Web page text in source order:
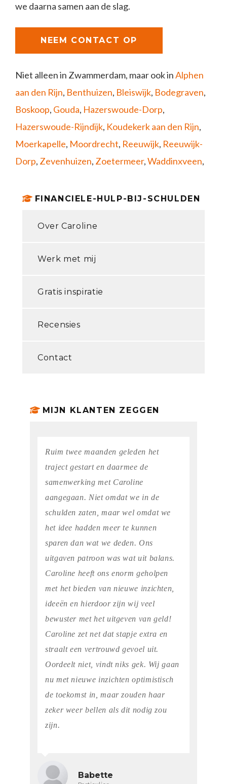
we daarna samen aan de slag.
NEEM CONTACT OP
Niet alleen in Zwammerdam, maar ook inAlphen
aan den Rijn, Benthuizen, Bleiswijk, Bodegraven,
Boskoop, Gouda, Hazerswoude-Dorp,
Hazerswoude-Rijndijk, Koudekerk aan den Rijn,
Moerkapelle, Moordrecht, Reeuwijk, Reeuwijk-
Dorp, Zevenhuizen, Zoetermeer,Waddinxveen,
FINANCIELE-HULP-BIJ-SCHULDEN
Over Caroline
Werk met mij
Gratis inspiratie
Recensies
Contact
MIJN KLANTEN ZEGGEN
Ruim twee maanden geleden het
traject gestart en daarmee de
samenwerking met Caroline
aangegaan. Niet omdat we in de
schulden zaten, maar wel omdat we
het idee hadden meer te kunnen
sparen dan wat we deden. Ons
uitgaven patroon was wat uit balans.
Caroline heeft ons enorm geholpen
met het bieden van nieuwe inzichten,
ideeën en hierdoor zijn wij veel
bewuster met het uitgeven van geld!
Caroline zet net dat stapje extra en
straalt een vertrouwd gevoel uit.
Oordeelt niet, vindt niks gek. Wij gaan
nu met nieuwe inzichten optimistisch
de toekomst in, maar zouden haar
zeker weer bellen als dit nodig zou
zijn.
Babette